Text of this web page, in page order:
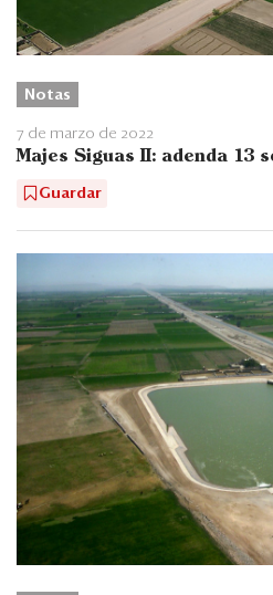
Notas
7 de marzo de 2022
Majes Siguas II: adenda 13
Guardar